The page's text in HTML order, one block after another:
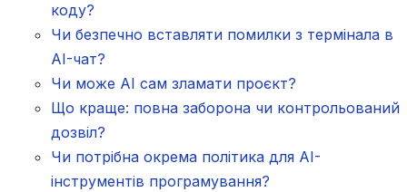
коду?
Чи безпечно вставляти помилки з термінала в
AI-чат?
Чи може AI сам зламати проєкт?
Що краще: повна заборона чи контрольований
дозвіл?
Чи потрібна окрема політика для AI-
інструментів програмування?